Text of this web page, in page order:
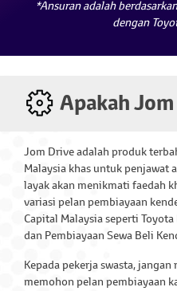
Al-
Pelan
untuk
*Ansuran adalah
dengan
Apakah
Jom Drive adalah produk
Malaysia khas untuk penjawat
layak akan menikmati faedah
variasi pelan pembiayaan
Capital Malaysia seperti
dan Pembiayaan Sewa Beli
Kepada pekerja swasta,
memohon pelan pembiayaan